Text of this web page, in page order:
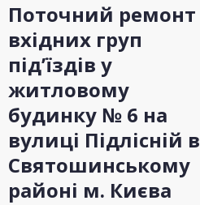
Поточний ремонт
вхідних груп
під’їздів у
житловому
будинку № 6 на
вулиці Підлісній в
Святошинському
районі м. Києва